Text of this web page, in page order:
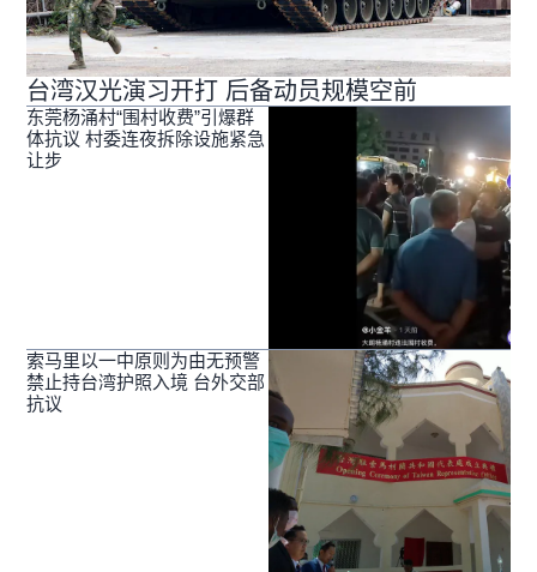
台湾汉光演习开打 后备动员规模空前
东莞杨涌村“围村收费”引爆群
体抗议 村委连夜拆除设施紧急
让步
索马里以一中原则为由无预警
禁止持台湾护照入境 台外交部
抗议